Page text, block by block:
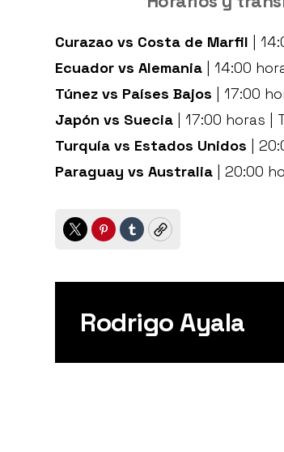
Curazao vs Costa de Marfil |
Ecuador vs Alemania | 14:00
Túnez vs Países Bajos | 17:00
Japón vs Suecia | 17:00 horas |
Turquía vs Estados Unidos |
Paraguay vs Australia | 20:00
TwitterPinterest
TumblrCopy
Rodrigo Ayala